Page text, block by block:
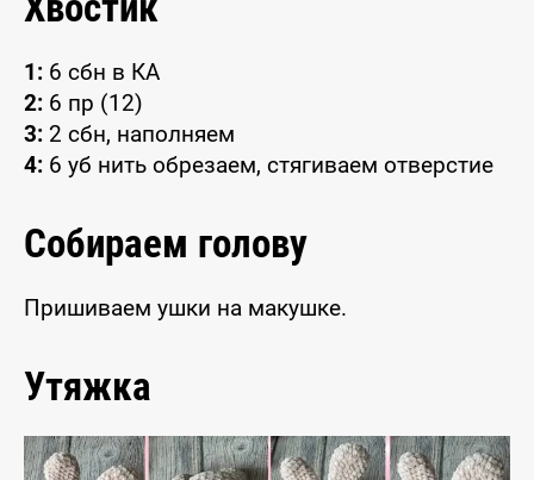
1: 6 сбн в КА
2: 6 пр (12)
3: 2 сбн, наполняем
4: 6 уб нить обрезаем, стягиваем отверстие
Собираем голову
Пришиваем ушки на макушке.
Утяжка